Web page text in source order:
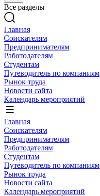
Все разделы
Главная
Соискателям
Предпринимателям
Работодателям
Студентам
Путеводитель по компаниям
Рынок труда
Новости сайта
Календарь мероприятий
Главная
Соискателям
Предпринимателям
Работодателям
Студентам
Путеводитель по компаниям
Рынок труда
Новости сайта
Календарь мероприятий